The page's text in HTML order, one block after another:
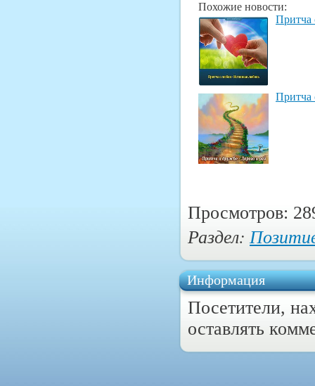
Похожие новости:
Притча
Притча
Просмотров:
Раздел:
Информация
Посетители,
оставлять